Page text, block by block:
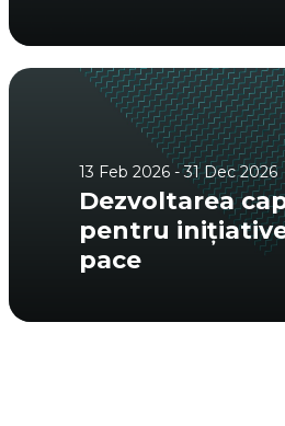
13 Feb 2026 - 31 Dec 2026
Dezvoltarea
pentru
pace